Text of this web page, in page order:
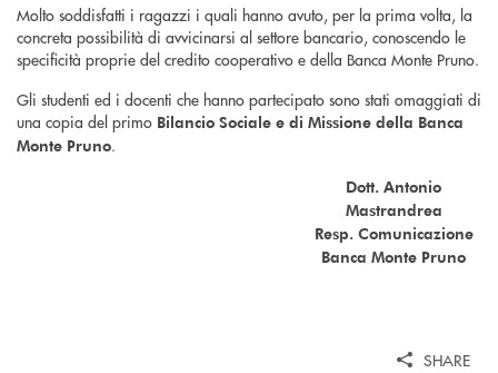
Molto soddisfatti i ragazzi i quali hanno avuto, per la prima volta, la
concreta possibilità di avvicinarsi al settore bancario, conoscendo le
specificità proprie del credito cooperativo e della Banca Monte Pruno.
Gli studenti ed i docenti che hanno partecipato sono stati omaggiati di
una copia del primo Bilancio Sociale e di Missione della Banca
Monte Pruno.
Dott. Antonio
Mastrandrea
Resp. Comunicazione
Banca Monte Pruno
SHARE